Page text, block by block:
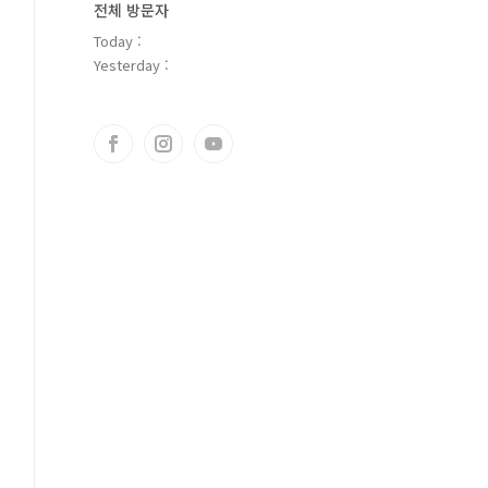
전체 방문자
Today :
Yesterday :